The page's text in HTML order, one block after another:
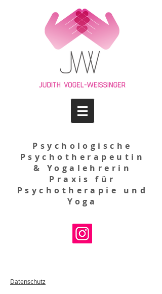
Psychologische
Psychotherapeutin
& Yogalehrerin
Praxis für
Psychotherapie und
Yoga
Datenschutz